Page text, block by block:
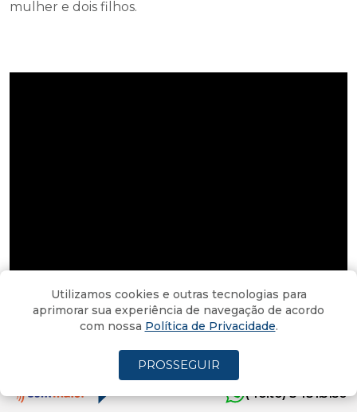
mulher e dois filhos.
(4oito) 3431.5150
Utilizamos cookies e outras tecnologias para
aprimorar sua experiência de navegação de acordo
com nossa Política de Privacidade.
PROSSEGUIR